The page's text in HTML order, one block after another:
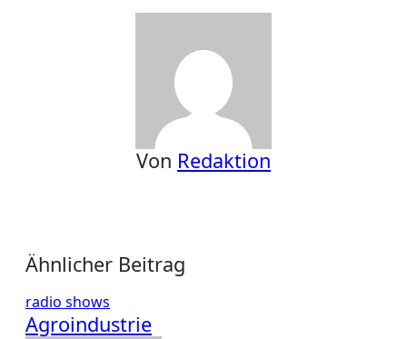
Von Redaktion
Ähnlicher Beitrag
radio shows
Agroindustrie